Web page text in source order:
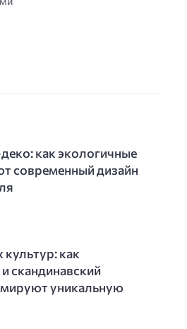
как экологичные
современный дизайн
как
скандинавский
уникальную